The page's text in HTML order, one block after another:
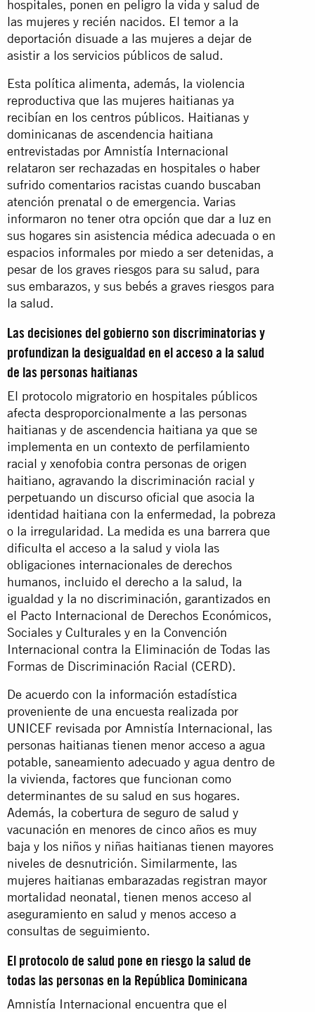
hospitales, ponen en peligro la vida y salud de
las mujeres y recién nacidos. El temor a la
deportación disuade a las mujeres a dejar de
asistir a los servicios públicos de salud.
Esta política alimenta, además, la violencia
reproductiva que las mujeres haitianas ya
recibían en los centros públicos. Haitianas y
dominicanas de ascendencia haitiana
entrevistadas por Amnistía Internacional
relataron ser rechazadas en hospitales o haber
sufrido comentarios racistas cuando buscaban
atención prenatal o de emergencia. Varias
informaron no tener otra opción que dar a luz en
sus hogares sin asistencia médica adecuada o en
espacios informales por miedo a ser detenidas, a
pesar de los graves riesgos para su salud, para
sus embarazos, y sus bebés a graves riesgos para
la salud.
Las decisiones del gobierno son discriminatorias y
profundizan la desigualdad en el acceso a la salud
de las personas haitianas
El protocolo migratorio en hospitales públicos
afecta desproporcionalmente a las personas
haitianas y de ascendencia haitiana ya que se
implementa en un contexto de perfilamiento
racial y xenofobia contra personas de origen
haitiano, agravando la discriminación racial y
perpetuando un discurso oficial que asocia la
identidad haitiana con la enfermedad, la pobreza
o la irregularidad. La medida es una barrera que
dificulta el acceso a la salud y viola las
obligaciones internacionales de derechos
humanos, incluido el derecho a la salud, la
igualdad y la no discriminación, garantizados en
el Pacto Internacional de Derechos Económicos,
Sociales y Culturales y en la Convención
Internacional contra la Eliminación de Todas las
Formas de Discriminación Racial (CERD).
De acuerdo con la información estadística
proveniente de una encuesta realizada por
UNICEF revisada por Amnistía Internacional, las
personas haitianas tienen menor acceso a agua
potable, saneamiento adecuado y agua dentro de
la vivienda, factores que funcionan como
determinantes de su salud en sus hogares.
Además, la cobertura de seguro de salud y
vacunación en menores de cinco años es muy
baja y los niños y niñas haitianas tienen mayores
niveles de desnutrición. Similarmente, las
mujeres haitianas embarazadas registran mayor
mortalidad neonatal, tienen menos acceso al
aseguramiento en salud y menos acceso a
consultas de seguimiento.
El protocolo de salud pone en riesgo la salud de
todas las personas en la República Dominicana
Amnistía Internacional encuentra que el